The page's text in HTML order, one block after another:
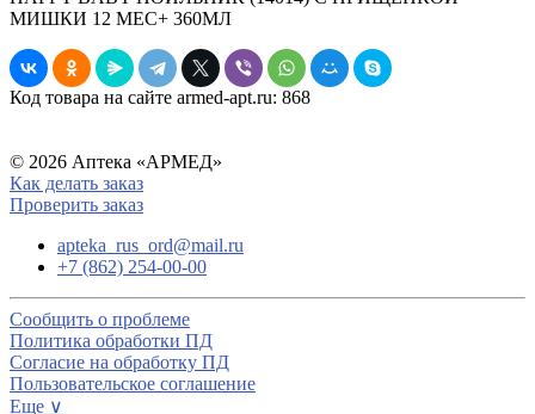
МИШКИ 12 МЕС+ 360МЛ
Код товара на сайте armed-apt.ru: 868
© 2026 Аптека «АРМЕД»
Как делать заказ
Проверить заказ
apteka_rus_ord@mail.ru
+7 (862) 254-00-00
Сообщить о проблеме
Политика обработки ПД
Согласие на обработку ПД
Пользовательское соглашение
Еще ∨